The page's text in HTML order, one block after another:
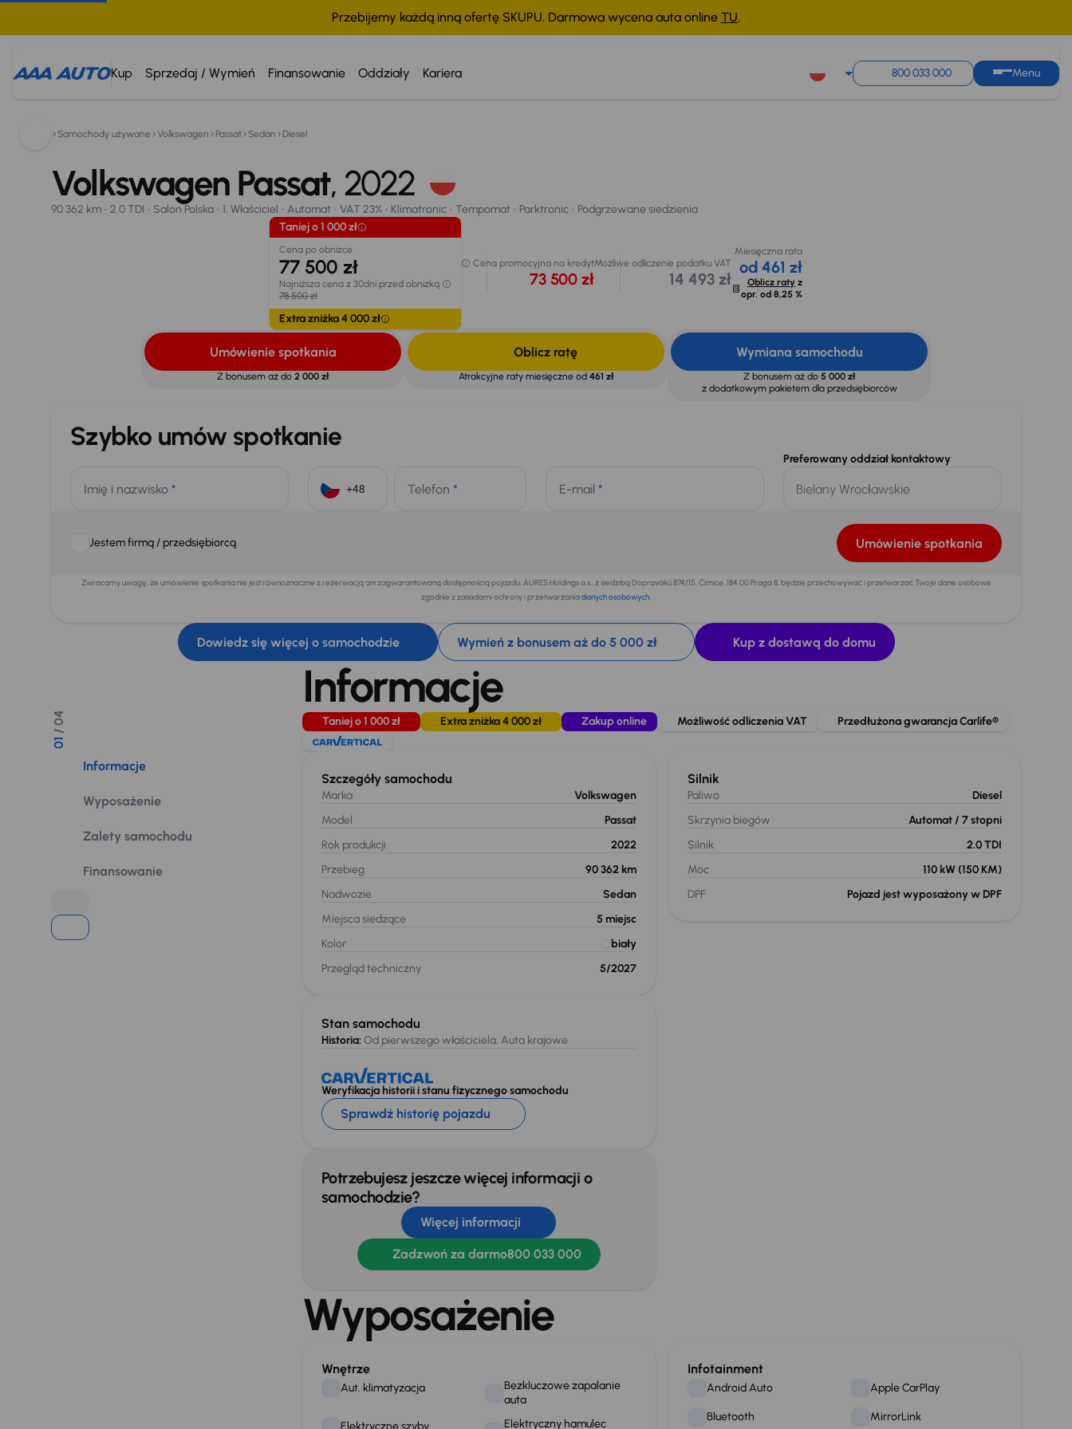
Przebijemy każdą inną ofertę SKUPU. Darmowa wycena auta online TU.
Kup Sprzedaj / Wymień Finansowanie Oddziały Kariera 800 033 000 Menu
Samochody używane Volkswagen Passat Sedan Diesel
Taniej o 1 000 zł
Volkswagen Passat, 2022
90 362 km 2.0 TDI Salon Polska 1. Właściciel Automat VAT 23% Klimatronic Tempomat Parktronic
Podgrzewane siedzienia
Taniej o 1 000 zł
Cena po obniżce
77 500 zł
Najniższa cena z 30dni przed obniżką
78 500 zł
Extra zniżka 4 000 zł
Cena promocyjna na kredyt
73 500 zł
Możliwe odliczenie podatku VAT
14 493 zł
Miesięczna rata
od 461 zł
Oblicz raty z
opr. od 8,25 %
Umówienie spotkania
Z bonusem aż do 2 000 zł
Oblicz ratę
Atrakcyjne raty miesięczne od 461 zł
Wymiana samochodu
Z bonusem aż do 5 000 zł
z dodatkowym pakietem dla przedsiębiorców
Szybko umów spotkanie
Imię i nazwisko * Telefon * E-mail *
Preferowany oddział kontaktowy
Jestem firmą / przedsiębiorcą Umówienie spotkania
Zwracamy uwagę, że umówienie spotkania nie jest równoznaczne z rezerwacją ani zagwarantowaną dostępnością pojazdu. AURES Holdings a.s., z siedzibą Dopraváků 874/15, Čimice, 184 00 Praga 8, będzie przechowywać i przetwarzać Twoje dane osobowe
zgodnie z zasadami ochrony i przetwarzaniadanych osobowych.
Dowiedz się więcej o samochodzie Wymień z bonusem aż do 5 000 zł Kup z dostawą do domu
90 362 km 1. Właściciel VAT 23% Klimatronic
Umówienie spotkania
Oblicz ratę Wymiana samochodu
01
/ 04
Informacje
Wyposażenie
Zalety samochodu
Finansowanie
Informacje
Taniej o 1 000 zł Extra zniżka 4 000 zł Zakup online Możliwość odliczenia VAT Przedłużona gwarancja Carlife®
Szczegóły samochodu
Marka
Volkswagen
Model
Passat
Rok produkcji
2022
Przebieg
90 362 km
Nadwozie
Sedan
Miejsca siedzące
5 miejsc
Kolor
biały
Przegląd techniczny
5/2027
Stan samochodu
Historia:Od pierwszego właściciela, Auta krajowe
Weryfikacja historii i stanu fizycznego samochodu
Sprawdź historię pojazdu
Potrzebujesz jeszcze więcej informacji o
samochodzie?
Więcej informacji
Zadzwoń za darmo800 033 000
Silnik
Paliwo
Diesel
Skrzynia biegów
Automat / 7 stopni
Silnik
2.0 TDI
Moc
110 kW (150 KM)
DPF
Pojazd jest wyposażony w DPF
Wyposażenie
Wnętrze
Aut. klimatyzacja
Bezkluczowe zapalanie
auta
Elektryczne szyby
Elektryczny hamulec
Infotainment
Android Auto Apple CarPlay
Bluetooth
MirrorLink